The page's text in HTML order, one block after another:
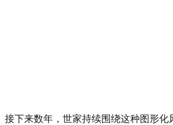
接下来数年，世家持续围绕这种图形